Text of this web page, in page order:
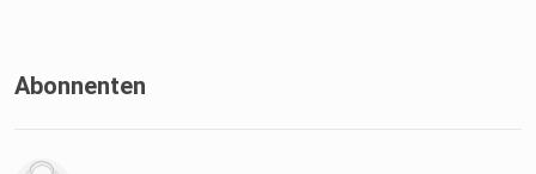
Abonnenten